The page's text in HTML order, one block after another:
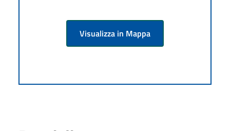
Visualizza in Mappa